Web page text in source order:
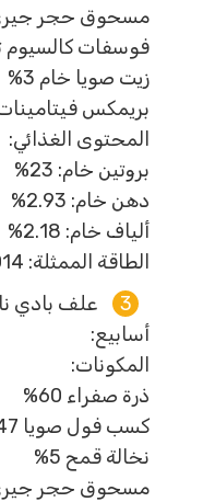
مسحوق حجر جيري
فوسفات كالسيوم
زيت صويا خام 3%
بريمكس فيتامينات
المحتوى الغذائي:
بروتين خام: 23%
دهن خام: 2.93%
ألياف خام: 2.18%
الطاقة الممثلة: 3014 كيلو كالوري/كجم
أسابيع:
المكونات:
ذرة صفراء 60%
كسب فول صويا 47% 25%
نخالة قمح 5%
مسحوق حجر جيري